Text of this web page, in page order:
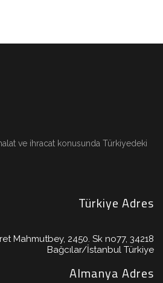
ve ihracat konusunda Türkiyedeki
Türkiye Adres
Mahmutbey, 2450. Sk no77, 34218
Bağcılar/İstanbul Türkiye
Almanya Adres